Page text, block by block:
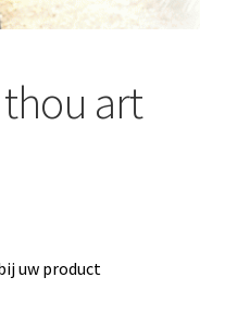
art
uw product